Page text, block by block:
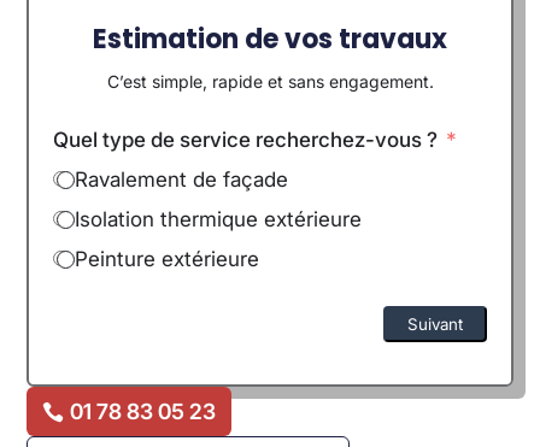
Estimation de vos travaux
C’est simple, rapide et sans engagement.
Quel type de service recherchez-vous ?
Ravalement de façade
Isolation thermique extérieure
Peinture extérieure
Suivant
Alternative:
01 78 83 05 23